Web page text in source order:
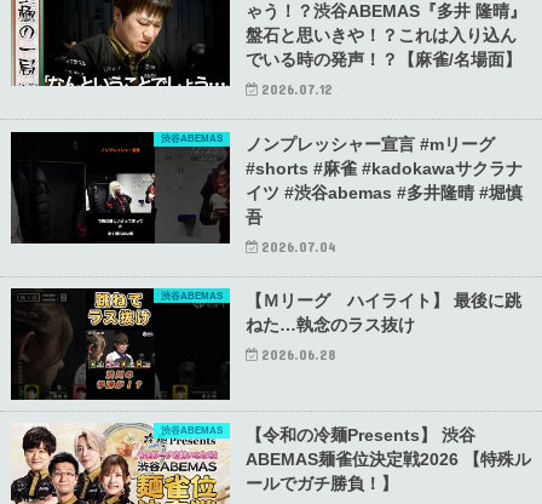
ゃう！？渋谷ABEMAS『多井 隆晴』
盤石と思いきや！？これは入り込ん
でいる時の発声！？【麻雀/名場面】
2026.07.12
渋谷ABEMAS
ノンプレッシャー宣言 #mリーグ
#shorts #麻雀 #kadokawaサクラナ
イツ #渋谷abemas #多井隆晴 #堀慎
吾
2026.07.04
渋谷ABEMAS
【Ｍリーグ ハイライト】 最後に跳
ねた…執念のラス抜け
2026.06.28
渋谷ABEMAS
【令和の冷麺Presents】 渋谷
ABEMAS麺雀位決定戦2026 【特殊ル
ールでガチ勝負！】